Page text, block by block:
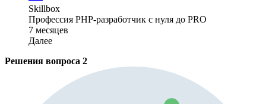
Skillbox
Профессия PHP-разработчик с нуля до PRO
7 месяцев
Далее
Решения вопроса 2